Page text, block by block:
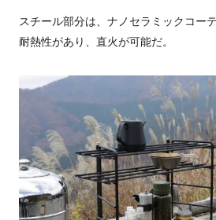
スチール部分は、ナノセラミックコー
耐熱性があり、直火が可能だ。